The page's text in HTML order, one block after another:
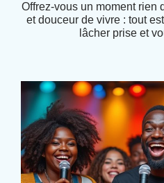
Offrez-vous un moment rien
et douceur de vivre : tout
lâcher prise et